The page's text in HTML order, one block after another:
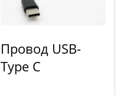
Провод USB-
Type C